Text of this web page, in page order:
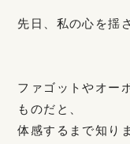
先日、私の心を揺
ファゴットやオー
ものだと、
体感するまで知り